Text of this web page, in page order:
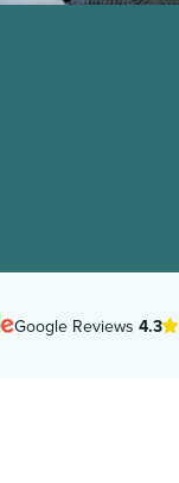
Google Reviews 4.3